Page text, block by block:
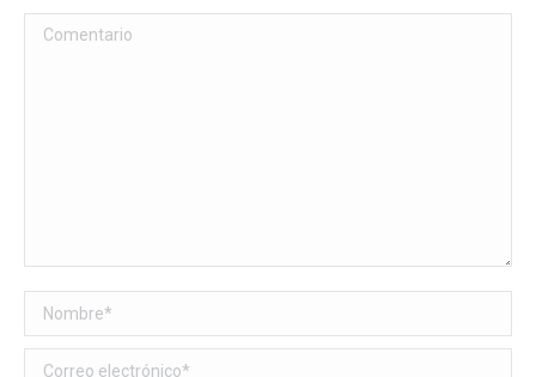
Comentario
Nombre *
Correo electrónico *